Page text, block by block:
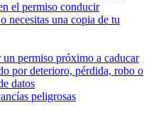
el permiso conducir
necesitas una copia de tu
un permiso próximo a caducar
por deterioro, pérdida, robo o
datos
peligrosas